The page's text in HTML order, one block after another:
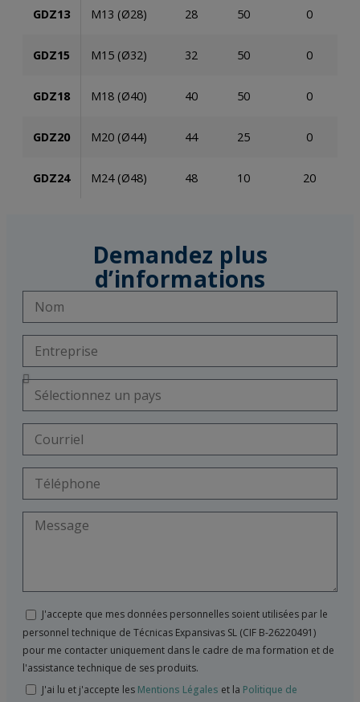
GDZ13 M13 (Ø28) 28 50 0
GDZ15 M15 (Ø32) 32 50 0
GDZ18 M18 (Ø40) 40 50 0
GDZ20 M20 (Ø44) 44 25 0
GDZ24 M24 (Ø48) 48 10 20
Demandez plus
d’informations
J'accepte que mes données personnelles soient utilisées par le
personnel technique de Técnicas Expansivas SL (CIF B-26220491)
pour me contacter uniquement dans le cadre de ma formation et de
l'assistance technique de ses produits.
J'ai lu et j'accepte les Mentions Légales et la Politique de